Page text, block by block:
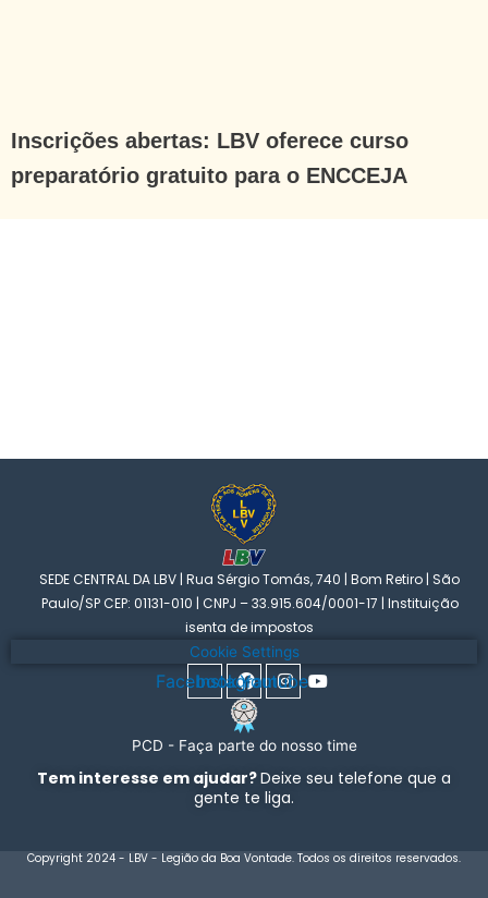
Inscrições abertas: LBV oferece curso
preparatório gratuito para o ENCCEJA
SEDE CENTRAL DA LBV | Rua Sérgio Tomás, 740 | Bom Retiro | São
Paulo/SP CEP: 01131-010 | CNPJ – 33.915.604/0001-17 | Instituição
isenta de impostos
Cookie Settings
FacebookInstagram
Youtube
PCD - Faça parte do nosso time
Tem interesse em ajudar?Deixe seu telefone que a
gente te liga.
Copyright 2024 - LBV - Legião da Boa Vontade. Todos os direitos reservados.